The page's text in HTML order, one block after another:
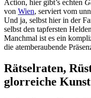
Action, hier gibt’s echten
von Wien, serviert vom
Und ja, selbst hier in der
selbst den tapfersten
Manchmal ist es ein
die atemberaubende
Rätselraten,
glorreiche